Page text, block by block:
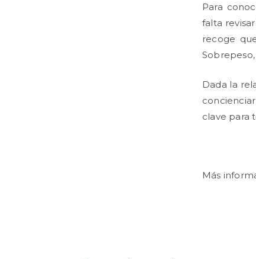
Para
falta
recoge
Dada la
clave para
Más